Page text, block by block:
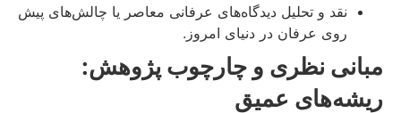
نقد و تحلیل دیدگاه‌های عرفانی معاصر یا چالش‌های پیش
روی عرفان در دنیای امروز.
مبانی نظری و چارچوب پژوهش:
ریشه‌های عمیق